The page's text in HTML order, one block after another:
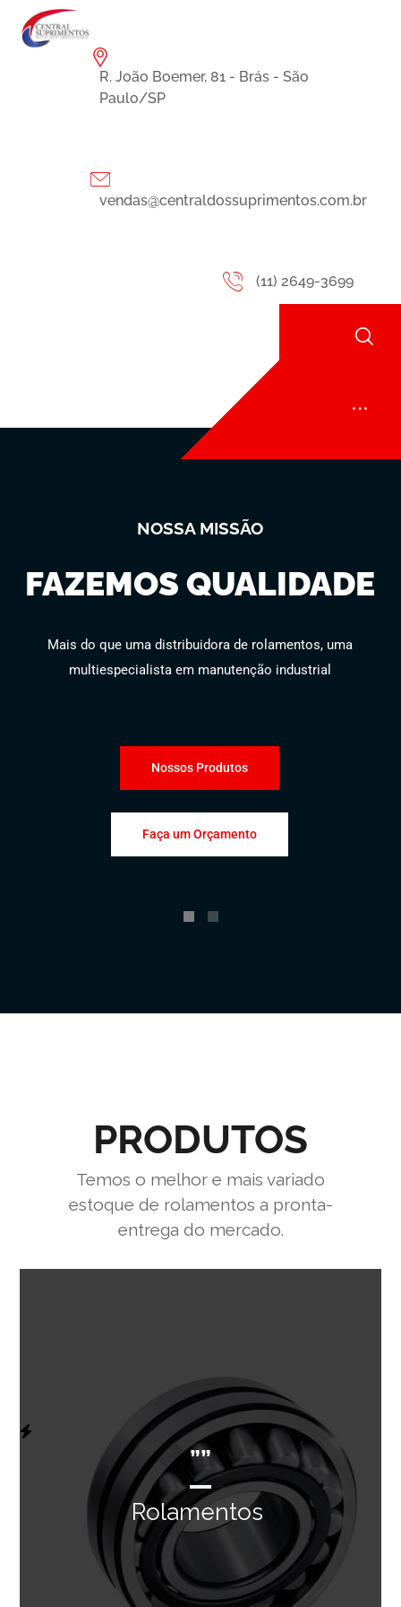
R. João Boemer, 81 - Brás - São
Paulo/SP
vendas@centraldossuprimentos.com.br
(11) 2649-3699
FAZEMOS QUALIDADE
NOSSA MISSÃO
Mais do que uma distribuidora de rolamentos, uma
multiespecialista em manutenção industrial
Nossos Produtos
Faça um Orçamento
PRODUTOS
Temos o melhor e mais variado
estoque de rolamentos a pronta-
entrega do mercado.
””
Rolamentos